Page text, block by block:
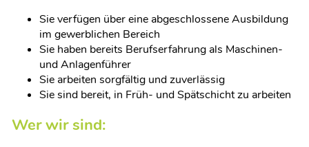
Sie verfügen über eine abgeschlossene Ausbildung
im gewerblichen Bereich
Sie haben bereits Berufserfahrung als Maschinen-
und Anlagenführer
Sie arbeiten sorgfältig und zuverlässig
Sie sind bereit, in Früh- und Spätschicht zu arbeiten
Wer wir sind: